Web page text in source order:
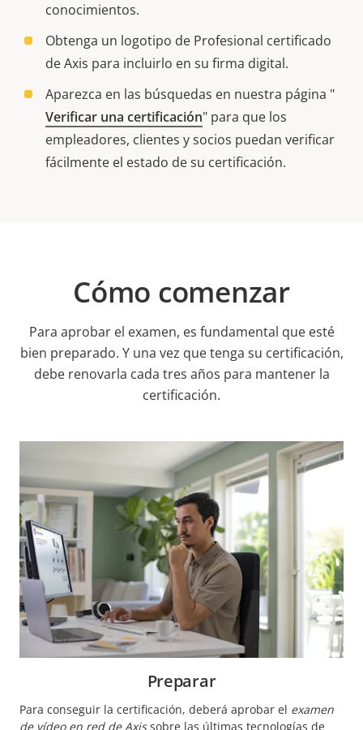
conocimientos.
Obtenga un logotipo de Profesional certificado
de Axis para incluirlo en su firma digital.
Aparezca en las búsquedas en nuestra página "
Verificar una certificación" para que los
empleadores, clientes y socios puedan verificar
fácilmente el estado de su certificación.
Cómo comenzar
Para aprobar el examen, es fundamental que esté
bien preparado. Y una vez que tenga su certificación,
debe renovarla cada tres años para mantener la
certificación.
Preparar
Para conseguir la certificación, deberá aprobar el examen
de vídeo en red de Axissobre las últimas tecnologías de